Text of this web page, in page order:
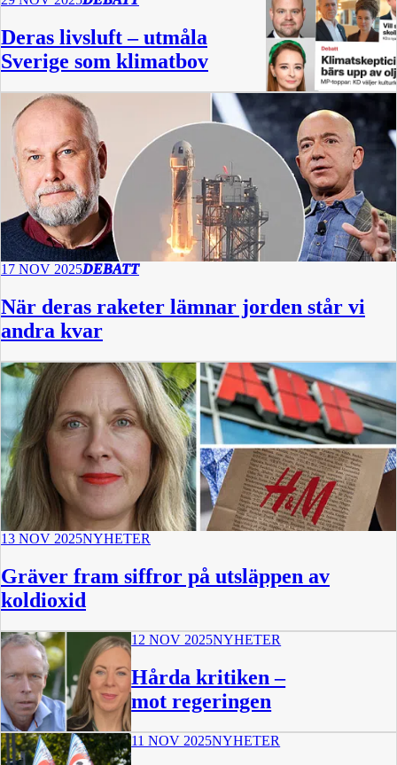
Deras livsluft – utmåla
Sverige som klimatbov
17 NOV 2025DEBATT
När deras raketer lämnar jorden står vi
andra kvar
13 NOV 2025NYHETER
Gräver fram siffror på utsläppen av
koldioxid
12 NOV 2025NYHETER
Hårda kritiken –
mot regeringen
11 NOV 2025NYHETER